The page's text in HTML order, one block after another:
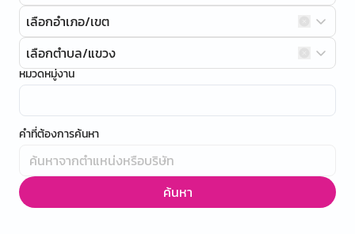
เลือกอำเภอ/เขต
เลือกตำบล/แขวง
หมวดหมู่งาน
คำที่ต้องการค้นหา
ค้นหา